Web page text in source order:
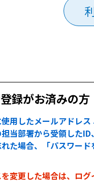
録がお済みの方
用したメールアドレス
当部署から受領したID
た場合、「パスワー
変更した場合は、ロ